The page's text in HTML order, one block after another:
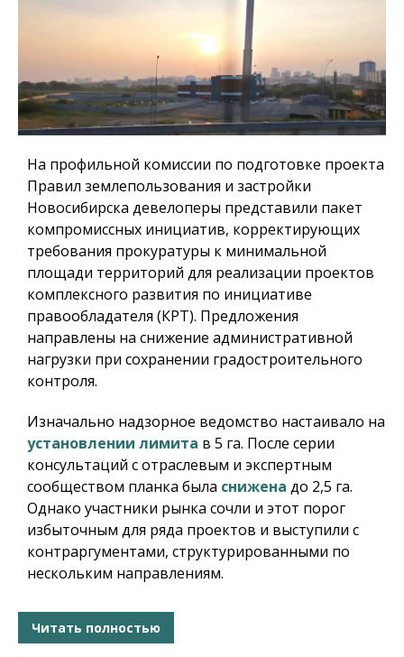
На профильной комиссии по подготовке проекта
Правил землепользования и застройки
Новосибирска девелоперы представили пакет
компромиссных инициатив, корректирующих
требования прокуратуры к минимальной
площади территорий для реализации проектов
комплексного развития по инициативе
правообладателя (КРТ). Предложения
направлены на снижение административной
нагрузки при сохранении градостроительного
контроля.
Изначально надзорное ведомство настаивало на
установлении лимита в 5 га. После серии
консультаций с отраслевым и экспертным
сообществом планка была снижена до 2,5 га.
Однако участники рынка сочли и этот порог
избыточным для ряда проектов и выступили с
контраргументами, структурированными по
нескольким направлениям.
Читать полностью